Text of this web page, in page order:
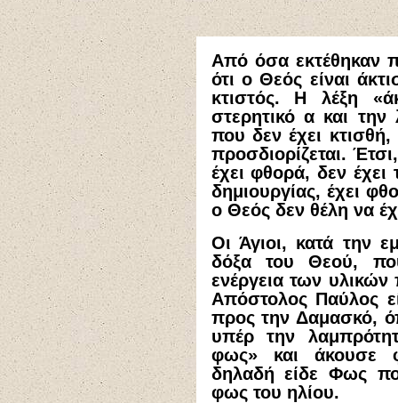
Από όσα εκτέθηκαν
ότι ο Θεός είναι
κτιστός. Η λέξη
στερητικό α και την
που δεν έχει
προσδιορίζεται.
έχει φθορά, δεν έχει
δημιουργίας, έχει
ο Θεός δεν θέλη να
Οι Άγιοι, κατά την
δόξα του Θεού,
ενέργεια των
Απόστολος Παύλος
προς την Δαμασκό,
υπέρ την
φως» και άκουσε
δηλαδή είδε Φως
φως του ηλίου.